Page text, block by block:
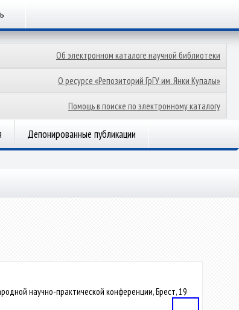
Об электронном каталоге научной библиотеки
О ресурсе «Репозиторий ГрГУ им. Янки Купалы»
Помощь в поиске по электронному каталогу
Депонированные публикации
научно-практической конференции, Брест, 19